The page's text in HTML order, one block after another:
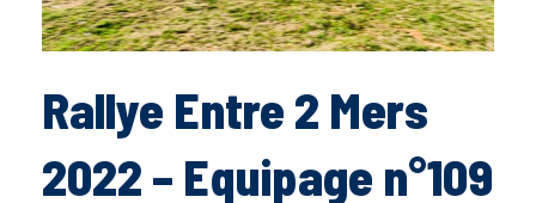
Rallye Entre 2 Mers
2022 – Equipage n°109